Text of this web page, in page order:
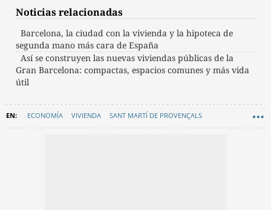
Noticias relacionadas
Barcelona, la ciudad con la vivienda y la hipoteca de
segunda mano más cara de España
Así se construyen las nuevas viviendas públicas de la
Gran Barcelona: compactas, espacios comunes y más vida
útil
ECONOMÍA VIVIENDA SANT MARTÍ DE PROVENÇALS